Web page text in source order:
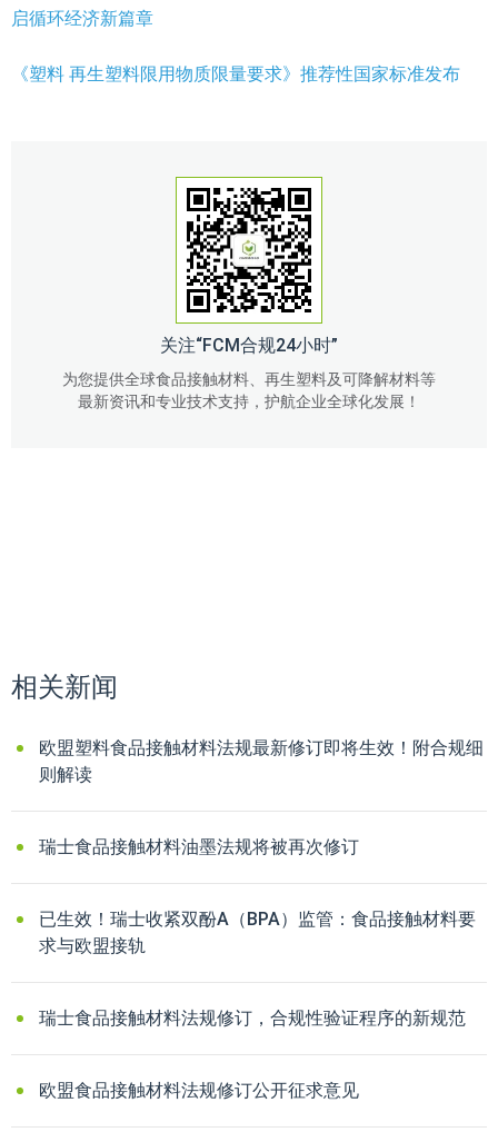
启循环经济新篇章
《塑料 再生塑料限用物质限量要求》推荐性国家标准发布
关注“FCM合规24小时”
为您提供全球食品接触材料、再生塑料及可降解材料等
最新资讯和专业技术支持，护航企业全球化发展！
相关新闻
欧盟塑料食品接触材料法规最新修订即将生效！附合规细
则解读
瑞士食品接触材料油墨法规将被再次修订
已生效！瑞士收紧双酚A（BPA）监管：食品接触材料要
求与欧盟接轨
瑞士食品接触材料法规修订，合规性验证程序的新规范
欧盟食品接触材料法规修订公开征求意见